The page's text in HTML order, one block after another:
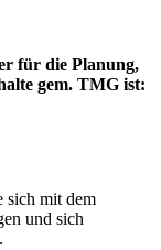
für die Planung,
gem. TMG ist:
sich mit dem
und sich